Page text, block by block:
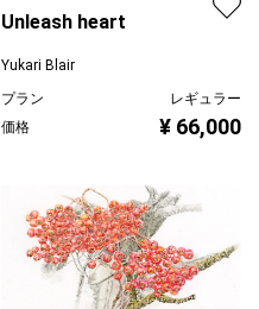
Unleash heart
Yukari Blair
プラン
レギュラー
価格
¥ 66,000